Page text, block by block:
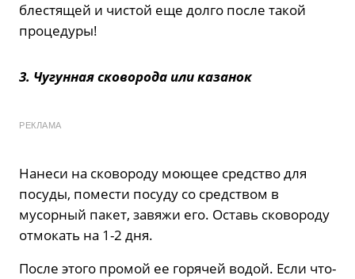
блестящей и чистой еще долго после такой
процедуры!
3. Чугунная сковорода или казанок
РЕКЛАМА
Нанеси на сковороду моющее средство для
посуды, помести посуду со средством в
мусорный пакет, завяжи его. Оставь сковороду
отмокать на 1-2 дня.
После этого промой ее горячей водой. Если что-